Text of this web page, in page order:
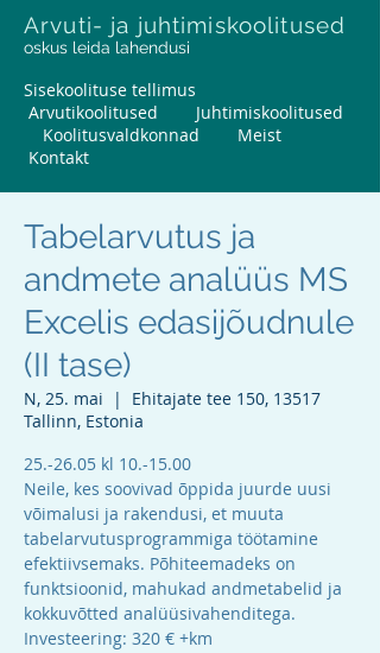
Arvuti- ja juhtimiskoolitused
oskus leida lahendusi
Sisekoolituse tellimus
Arvutikoolitused
Juhtimiskoolitused
Koolitusvaldkonnad
Meist
Kontakt
Tabelarvutus ja
andmete analüüs MS
Excelis edasijõudnule
(II tase)
N, 25. mai
  |
Ehitajate tee 150, 13517
Tallinn, Estonia
25.-26.05 kl 10.-15.00
Neile, kes soovivad õppida juurde uusi
võimalusi ja rakendusi, et muuta
tabelarvutusprogrammiga töötamine
efektiivsemaks. Põhiteemadeks on
funktsioonid, mahukad andmetabelid ja
kokkuvõtted analüüsivahenditega.
Investeering: 320 € +km